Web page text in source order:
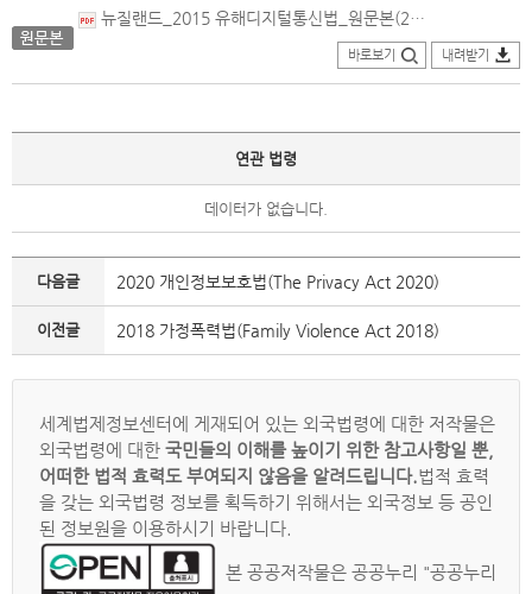
뉴질랜드_2015 유해디지털통신법_원문본(2022.03.09.개정).pdf
바로보기 내려받기
연관 법령
데이터가 없습니다.
다음글 2020 개인정보보호법(The Privacy Act 2020)
이전글 2018 가정폭력법(Family Violence Act 2018)
세계법제정보센터에 게재되어 있는 외국법령에 대한 저작물은
외국법령에 대한 국민들의 이해를 높이기 위한 참고사항일 뿐,
어떠한 법적 효력도 부여되지 않음을 알려드립니다.법적 효력
을 갖는 외국법령 정보를 획득하기 위해서는 외국정보 등 공인
된 정보원을 이용하시기 바랍니다.
본 공공저작물은 공공누리 "공공누리